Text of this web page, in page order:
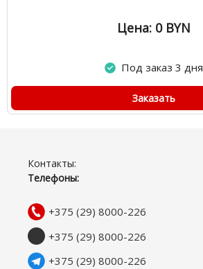
Цена: 0 BYN
Под заказ 3 дня
Заказать
Контакты:
Телефоны:
+375 (29) 8000-226
+375 (29) 8000-226
+375 (29) 8000-226